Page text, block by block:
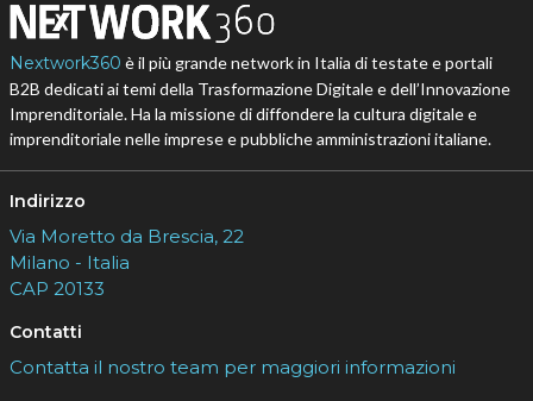
Nextwork360 è il più grande network in Italia di testate e portali
B2B dedicati ai temi della Trasformazione Digitale e dell’Innovazione
Imprenditoriale. Ha la missione di diffondere la cultura digitale e
imprenditoriale nelle imprese e pubbliche amministrazioni italiane.
Indirizzo
Via Moretto da Brescia, 22
Milano - Italia
CAP 20133
Contatti
Contatta il nostro team per maggiori informazioni